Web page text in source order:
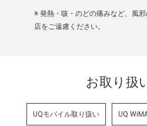
※ 発熱・咳・のどの痛みなど、風
店をご遠慮ください。
お取り扱
UQモバイル取り扱い UQ